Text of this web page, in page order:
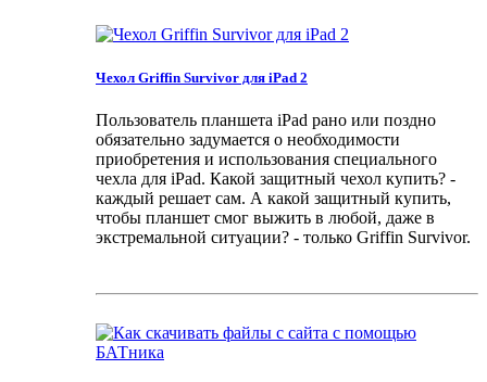
Чехол Griffin Survivor для iPad 2
Пользователь планшета iPad рано или поздно
обязательно задумается о необходимости
приобретения и использования специального
чехла для iPad. Какой защитный чехол купить? -
каждый решает сам. А какой защитный купить,
чтобы планшет смог выжить в любой, даже в
экстремальной ситуации? - только Griffin Survivor.